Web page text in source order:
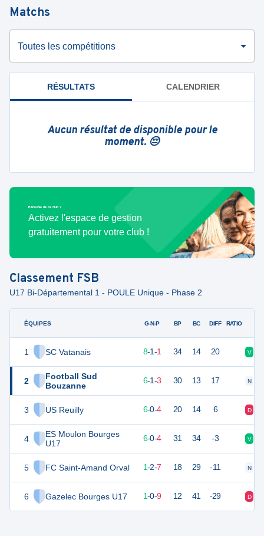
Matchs
Toutes les compétitions
RÉSULTATS CALENDRIER
Aucun résultat de disponible pour le
moment. 😔
Bénévole de ce club ?
Activez l'espace de gestion
gratuitement pour votre club !
Classement FSB
U17 Bi-Départemental 1 - POULE Unique - Phase 2
ÉQUIPES
1 SC Vatanais
2
Football Sud
Bouzanne
3 US Reuilly
4
ES Moulon Bourges
U17
5 FC Saint-Amand Orval
6 Gazelec Bourges U17
G-N-P BP BC DIFF RATIO
8-1-1 34 14 20 V
6-1-3 30 13 17 N
6-0-4 20 14 6 D
18 6-0-4 31 34 -3 V
5 10 1-2-7 18 29 -11 N
3 10 1-0-9 12 41 -29 D